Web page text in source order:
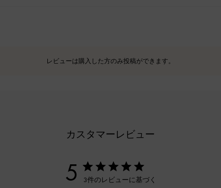
レビューは購入した方のみ投稿ができます。
カスタマーレビュー
5 3件のレビューに基づく